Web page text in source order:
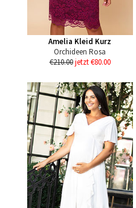
Amelia Kleid Kurz
Orchideen Rosa
€210.00 jetzt €80.00